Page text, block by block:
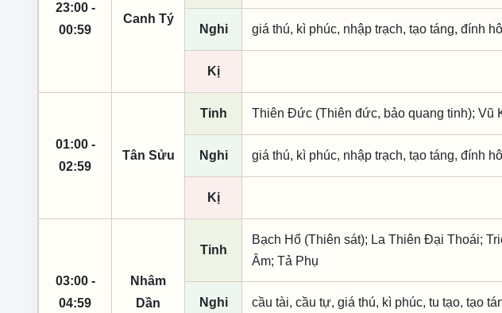
23:00 -
00:59
Canh Tý
Nghi giá thú, kì phúc, nhập trạch, tạo táng, đính
Kị
01:00 -
02:59
Tân Sửu
Tinh Thiên Đức (Thiên đức, bảo quang tinh); Vũ
Nghi giá thú, kì phúc, nhập trạch, tạo táng, đính
Kị
03:00 -
04:59
Nhâm
Dần
Tinh
Bạch Hổ (Thiên sát); La Thiên Đại Thoái;
Âm; Tả Phụ
Nghi cầu tài, cầu tự, giá thú, kì phúc, tu tạo, tạo